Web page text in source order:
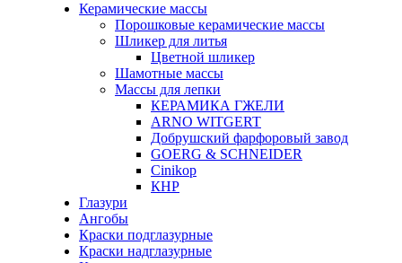
Керамические массы
Порошковые керамические массы
Шликер для литья
Цветной шликер
Шамотные массы
Массы для лепки
КЕРАМИКА ГЖЕЛИ
ARNO WITGERT
Добрушский фарфоровый завод
GOERG & SCHNEIDER
Cinikop
КНР
Глазури
Ангобы
Краски подглазурные
Краски надглазурные